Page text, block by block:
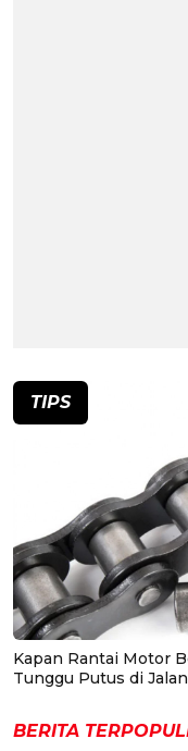
TIPS
Kapan Rantai Motor
Tunggu Putus di
BERITA